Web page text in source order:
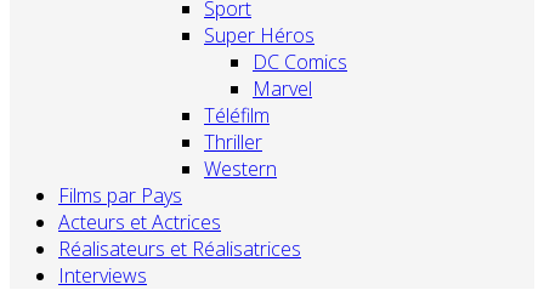
Sport
Super Héros
DC Comics
Marvel
Téléfilm
Thriller
Western
Films par Pays
Acteurs et Actrices
Réalisateurs et Réalisatrices
Interviews